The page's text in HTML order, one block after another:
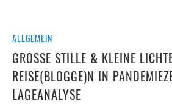
ALLGEMEIN
GROSSE STILLE & KLEINE
EISE(BLOGGE)N IN
AGEANALYSE